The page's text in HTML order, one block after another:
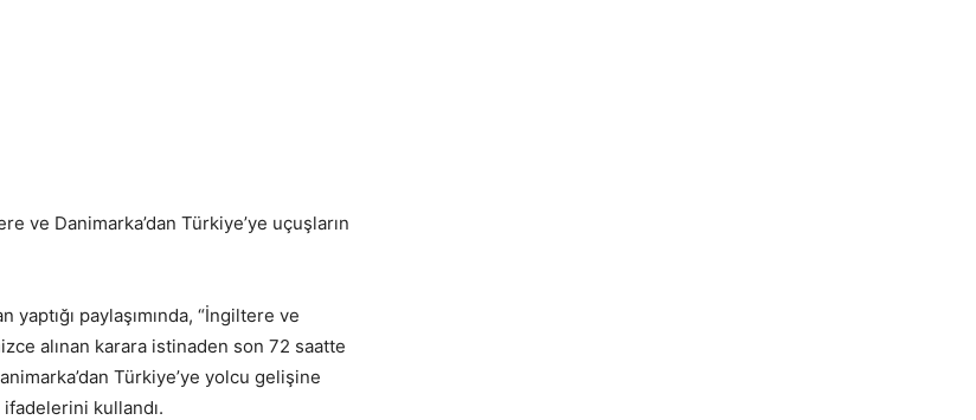
ve Danimarka’dan Türkiye’ye uçuşların
paylaşımında, “İngiltere ve
alınan karara istinaden son 72 saatte
Türkiye’ye yolcu gelişine
kullandı.